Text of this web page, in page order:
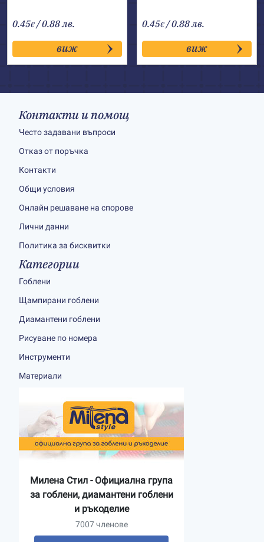
0.45€ / 0.88 лв.
виж
0.45€ / 0.88 лв.
виж
Контакти и помощ
Често задавани въпроси
Отказ от поръчка
Контакти
Общи условия
Онлайн решаване на спорове
Лични данни
Политика за бисквитки
Категории
Гоблени
Щампирани гоблени
Диамантени гоблени
Рисуване по номера
Инструменти
Материали
Милена Стил - Официална група
за гоблени, диамантени гоблени
и ръкоделие
7007 членове